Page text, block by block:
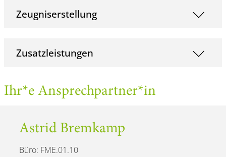
Zeugniserstellung
Zusatzleistungen
Ihr*e Ansprechpartner*in
Astrid Bremkamp
Büro: FME.01.10